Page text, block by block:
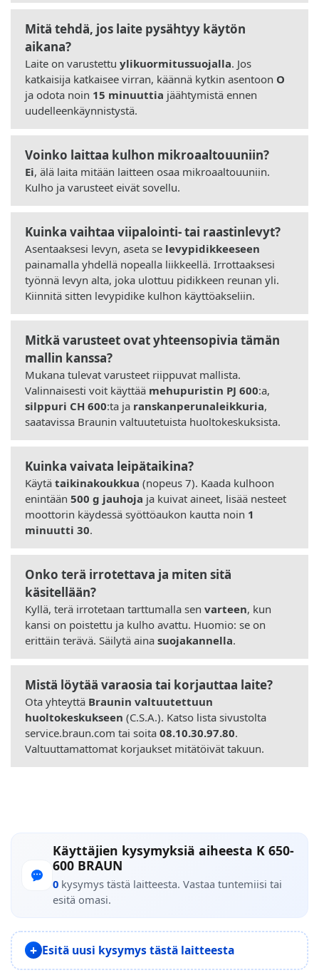
Mitä tehdä, jos laite pysähtyy käytön
aikana?
Laite on varustettu ylikuormitussuojalla. Jos
katkaisija katkaisee virran, käännä kytkin asentoon O
ja odota noin 15 minuuttia jäähtymistä ennen
uudelleenkäynnistystä.
Voinko laittaa kulhon mikroaaltouuniin?
Ei, älä laita mitään laitteen osaa mikroaaltouuniin.
Kulho ja varusteet eivät sovellu.
Kuinka vaihtaa viipalointi- tai raastinlevyt?
Asentaaksesi levyn, aseta se levypidikkeeseen
painamalla yhdellä nopealla liikkeellä. Irrottaaksesi
työnnä levyn alta, joka ulottuu pidikkeen reunan yli.
Kiinnitä sitten levypidike kulhon käyttöakseliin.
Mitkä varusteet ovat yhteensopivia tämän
mallin kanssa?
Mukana tulevat varusteet riippuvat mallista.
Valinnaisesti voit käyttää mehupuristin PJ 600:a,
silppuri CH 600:ta ja ranskanperunaleikkuria,
saatavissa Braunin valtuutetuista huoltokeskuksista.
Kuinka vaivata leipätaikina?
Käytä taikinakoukkua (nopeus 7). Kaada kulhoon
enintään 500 g jauhoja ja kuivat aineet, lisää nesteet
moottorin käydessä syöttöaukon kautta noin 1
minuutti 30.
Onko terä irrotettava ja miten sitä
käsitellään?
Kyllä, terä irrotetaan tarttumalla sen varteen, kun
kansi on poistettu ja kulho avattu. Huomio: se on
erittäin terävä. Säilytä aina suojakannella.
Mistä löytää varaosia tai korjauttaa laite?
Ota yhteyttä Braunin valtuutettuun
huoltokeskukseen (C.S.A.). Katso lista sivustolta
service.braun.com tai soita 08.10.30.97.80.
Valtuuttamattomat korjaukset mitätöivät takuun.
Käyttäjien kysymyksiä aiheesta K 650-
600 BRAUN
0 kysymys tästä laitteesta. Vastaa tuntemiisi tai
esitä omasi.
Esitä uusi kysymys tästä laitteesta